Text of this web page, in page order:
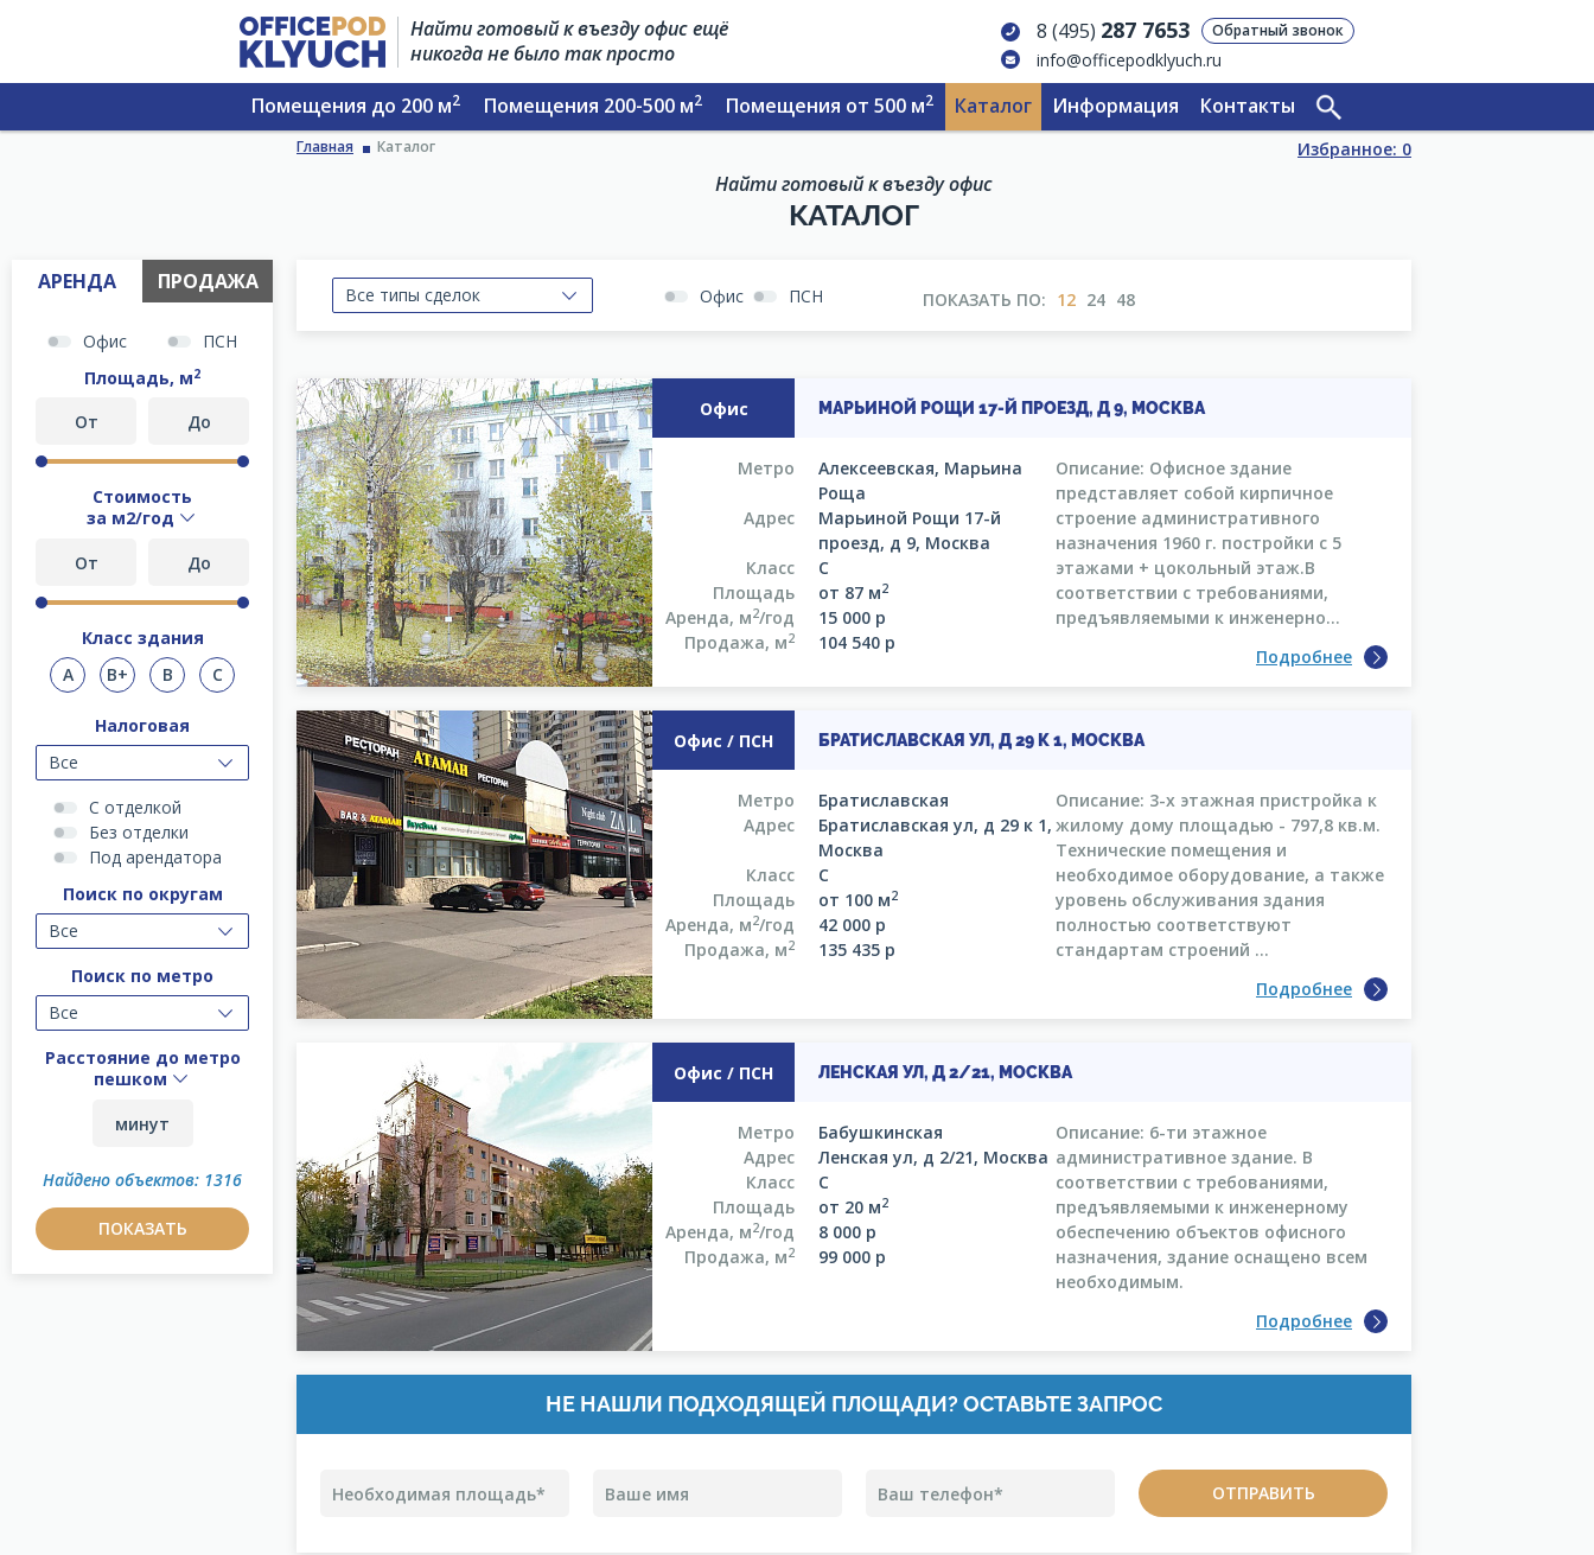
Найти готовый к въезду офис ещё
никогда не было так просто
8 (495) 287 7653 Обратный звонок
info@officepodklyuch.ru
Помещения до 200 м2 Помещения 200-500 м2 Помещения от 500 м2 Каталог Информация Контакты
Главная Каталог Избранное: 0
Найти готовый к въезду офис
КАТАЛОГ
АРЕНДА ПРОДАЖА
Офис
ПСН
Площадь, м2
Стоимость
за м2/год
Класс здания
A
B+ B C
Налоговая
Все
С отделкой
Без отделки
Под арендатора
Поиск по округам
Все
Поиск по метро
Все
Расстояние до метро
пешком
Найдено объектов: 1316
ПОКАЗАТЬ
Все типы сделок Офис ПСН ПОКАЗАТЬ ПО: 12 24 48
Офис МАРЬИНОЙ РОЩИ 17-Й ПРОЕЗД, Д 9, МОСКВА
Метро
Алексеевская, Марьина
Роща
Адрес
Марьиной Рощи 17-й
проезд, д 9, Москва
Класс
C
Площадь
от 87 м2
Аренда, м2/год 15 000 р
Продажа, м2 104 540 р
Описание: Офисное здание
представляет собой кирпичное
строение административного
назначения 1960 г. постройки с 5
этажами + цокольный этаж.В
соответствии с требованиями,
предъявляемыми к инженерно...
Подробнее
Офис / ПСН БРАТИСЛАВСКАЯ УЛ, Д 29 К 1, МОСКВА
Метро
Братиславская
Адрес
Братиславская ул, д 29 к 1,
Москва
Класс
C
Площадь
от 100 м2
Аренда, м2/год 42 000 р
Продажа, м2 135 435 р
Описание: 3-х этажная пристройка к
жилому дому площадью - 797,8 кв.м.
Технические помещения и
необходимое оборудование, а также
уровень обслуживания здания
полностью соответствуют
стандартам строений ...
Подробнее
Офис / ПСН ЛЕНСКАЯ УЛ, Д 2/21, МОСКВА
Метро
Бабушкинская
Адрес
Ленская ул, д 2/21, Москва
Класс
C
Площадь
от 20 м2
Аренда, м2/год 8 000 р
Продажа, м2 99 000 р
Описание: 6-ти этажное
административное здание. В
соответствии с требованиями,
предъявляемыми к инженерному
обеспечению объектов офисного
назначения, здание оснащено всем
необходимым.
Подробнее
НЕ НАШЛИ ПОДХОДЯЩЕЙ ПЛОЩАДИ? ОСТАВЬТЕ ЗАПРОС